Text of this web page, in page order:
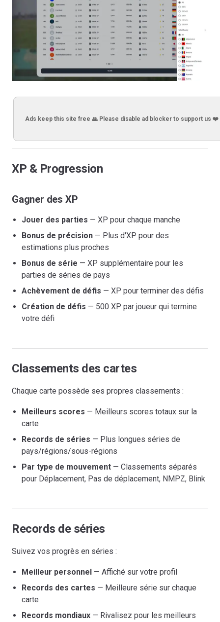
Ads keep this site free 🙏 Please disable ad blocker to support us ❤️
XP & Progression
Gagner des XP
Jouer des parties — XP pour chaque manche
Bonus de précision — Plus d'XP pour des
estimations plus proches
Bonus de série — XP supplémentaire pour les
parties de séries de pays
Achèvement de défis — XP pour terminer des défis
Création de défis — 500 XP par joueur qui termine
votre défi
Classements des cartes
Chaque carte possède ses propres classements :
Meilleurs scores — Meilleurs scores totaux sur la
carte
Records de séries — Plus longues séries de
pays/régions/sous-régions
Par type de mouvement — Classements séparés
pour Déplacement, Pas de déplacement, NMPZ, Blink
Records de séries
Suivez vos progrès en séries :
Meilleur personnel — Affiché sur votre profil
Records des cartes — Meilleure série sur chaque
carte
Records mondiaux — Rivalisez pour les meilleurs